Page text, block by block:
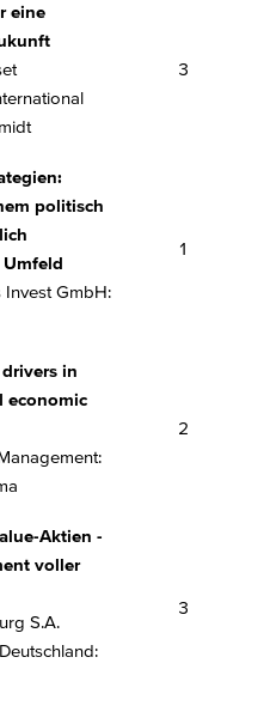
eine
3
politisch
Invest GmbH:
1
in
economic
2
Aktien -
voller
S.A.
3